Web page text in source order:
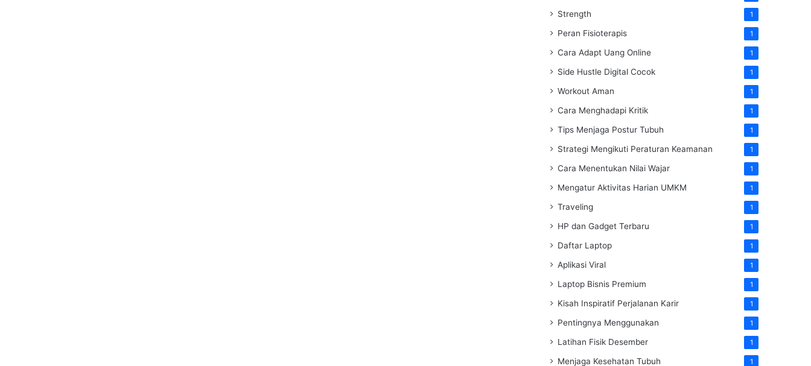
Strength 1
Peran Fisioterapis 1
Cara Adapt Uang Online 1
Side Hustle Digital Cocok 1
Workout Aman 1
Cara Menghadapi Kritik 1
Tips Menjaga Postur Tubuh 1
Strategi Mengikuti Peraturan Keamanan 1
Cara Menentukan Nilai Wajar 1
Mengatur Aktivitas Harian UMKM 1
Traveling 1
HP dan Gadget Terbaru 1
Daftar Laptop 1
Aplikasi Viral 1
Laptop Bisnis Premium 1
Kisah Inspiratif Perjalanan Karir 1
Pentingnya Menggunakan 1
Latihan Fisik Desember 1
Menjaga Kesehatan Tubuh 1